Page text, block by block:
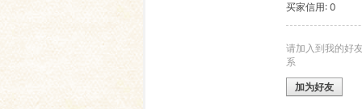
买家信用: 0
请加入到我的好
系
加为好友